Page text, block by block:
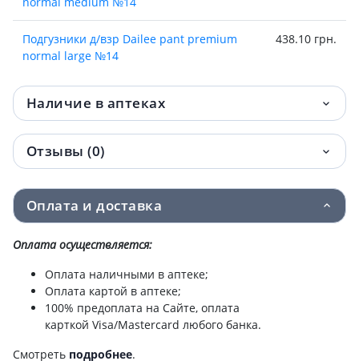
Подгузники д/взр Dailee pant premium
normal large №14
438.10 грн.
Наличие в аптеках
Отзывы (0)
Оплата и доставка
Оплата осуществляется:
Оплата наличными в аптеке;
Оплата картой в аптеке;
100% предоплата на Сайте, оплата
карткой Visa/Mastercard любого банка.
Смотреть подробнее.